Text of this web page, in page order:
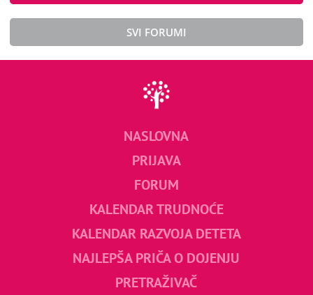
SVI FORUMI
NASLOVNA
PRIJAVA
FORUM
KALENDAR TRUDNOĆE
KALENDAR RAZVOJA DETETA
NAJLEPŠA PRIČA O DOJENJU
PRETRAŽIVAČ